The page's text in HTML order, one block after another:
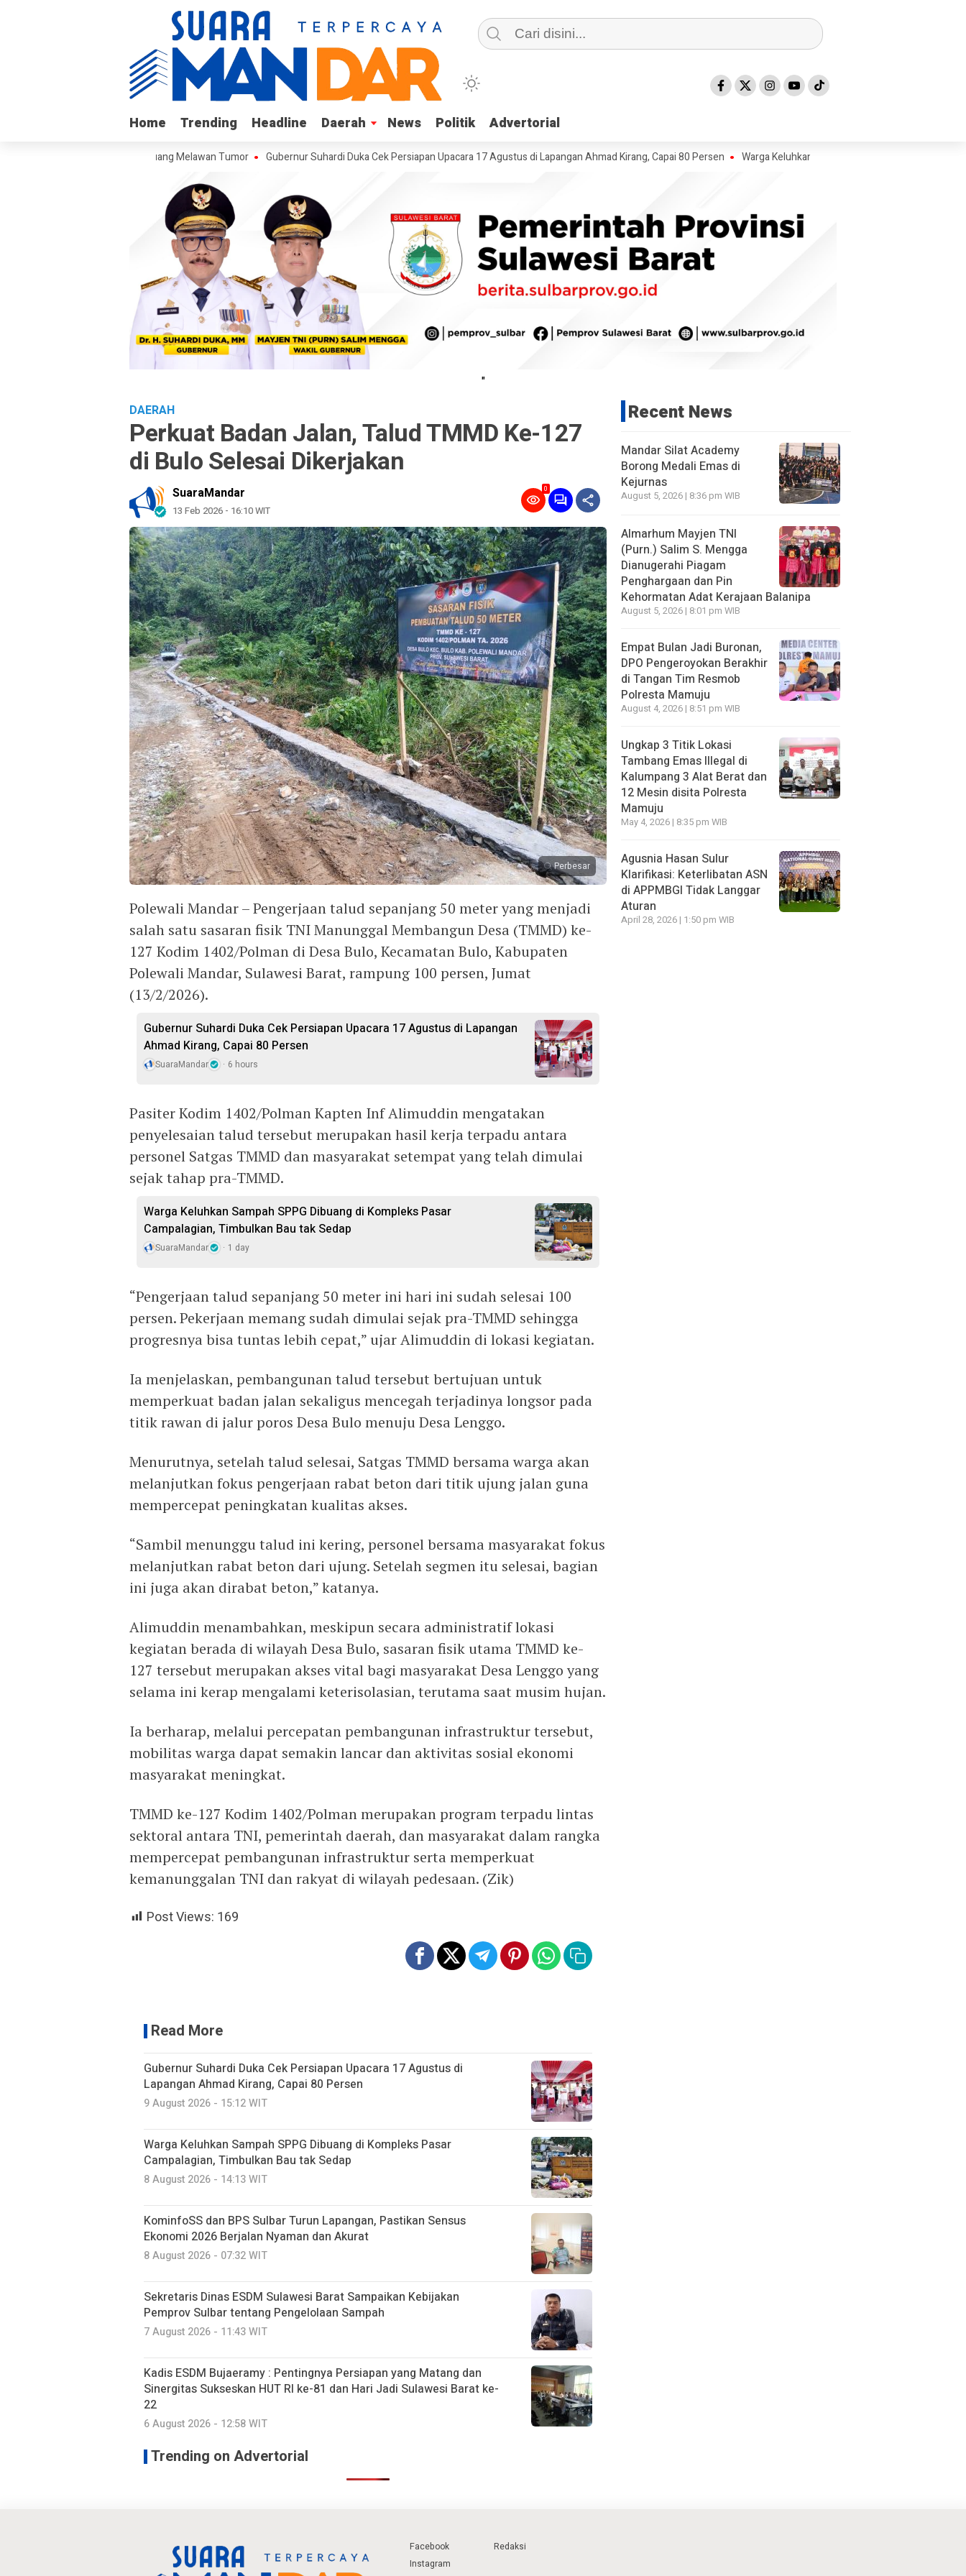
Home Trending Headline Daerah News Politik Advertorial
Home Trending Headline Daerah News Politik Advertorial
Kalukku yang Berjuang Melawan Tumor Gubernur Suhardi Duka Cek Persiapan Upacara 17 Agustus di Lapangan Ahmad Kirang, Capai 80 Persen Warga Keluhkan Sampah SPPG Dibuang di Kompleks
"
DAERAH
Perkuat Badan Jalan, Talud TMMD Ke-127
di Bulo Selesai Dikerjakan
SuaraMandar
13 Feb 2026 - 16:10 WIT
0
Perbesar
Polewali Mandar – Pengerjaan talud sepanjang 50 meter yang menjadi
salah satu sasaran fisik TNI Manunggal Membangun Desa (TMMD) ke-
127 Kodim 1402/Polman di Desa Bulo, Kecamatan Bulo, Kabupaten
Polewali Mandar, Sulawesi Barat, rampung 100 persen, Jumat
(13/2/2026).
Gubernur Suhardi Duka Cek Persiapan Upacara 17 Agustus di Lapangan
Ahmad Kirang, Capai 80 Persen
SuaraMandar 6 hours
Pasiter Kodim 1402/Polman Kapten Inf Alimuddin mengatakan
penyelesaian talud tersebut merupakan hasil kerja terpadu antara
personel Satgas TMMD dan masyarakat setempat yang telah dimulai
sejak tahap pra-TMMD.
Warga Keluhkan Sampah SPPG Dibuang di Kompleks Pasar
Campalagian, Timbulkan Bau tak Sedap
SuaraMandar 1 day
“Pengerjaan talud sepanjang 50 meter ini hari ini sudah selesai 100
persen. Pekerjaan memang sudah dimulai sejak pra-TMMD sehingga
progresnya bisa tuntas lebih cepat,” ujar Alimuddin di lokasi kegiatan.
Ia menjelaskan, pembangunan talud tersebut bertujuan untuk
memperkuat badan jalan sekaligus mencegah terjadinya longsor pada
titik rawan di jalur poros Desa Bulo menuju Desa Lenggo.
Menurutnya, setelah talud selesai, Satgas TMMD bersama warga akan
melanjutkan fokus pengerjaan rabat beton dari titik ujung jalan guna
mempercepat peningkatan kualitas akses.
“Sambil menunggu talud ini kering, personel bersama masyarakat fokus
melanjutkan rabat beton dari ujung. Setelah segmen itu selesai, bagian
ini juga akan dirabat beton,” katanya.
Alimuddin menambahkan, meskipun secara administratif lokasi
kegiatan berada di wilayah Desa Bulo, sasaran fisik utama TMMD ke-
127 tersebut merupakan akses vital bagi masyarakat Desa Lenggo yang
selama ini kerap mengalami keterisolasian, terutama saat musim hujan.
Ia berharap, melalui percepatan pembangunan infrastruktur tersebut,
mobilitas warga dapat semakin lancar dan aktivitas sosial ekonomi
masyarakat meningkat.
TMMD ke-127 Kodim 1402/Polman merupakan program terpadu lintas
sektoral antara TNI, pemerintah daerah, dan masyarakat dalam rangka
mempercepat pembangunan infrastruktur serta memperkuat
kemanunggalan TNI dan rakyat di wilayah pedesaan. (Zik)
Post Views: 169
Read More
Gubernur Suhardi Duka Cek Persiapan Upacara 17 Agustus di
Lapangan Ahmad Kirang, Capai 80 Persen
9 August 2026 - 15:12 WIT
Warga Keluhkan Sampah SPPG Dibuang di Kompleks Pasar
Campalagian, Timbulkan Bau tak Sedap
8 August 2026 - 14:13 WIT
KominfoSS dan BPS Sulbar Turun Lapangan, Pastikan Sensus
Ekonomi 2026 Berjalan Nyaman dan Akurat
8 August 2026 - 07:32 WIT
Sekretaris Dinas ESDM Sulawesi Barat Sampaikan Kebijakan
Pemprov Sulbar tentang Pengelolaan Sampah
7 August 2026 - 11:43 WIT
Kadis ESDM Bujaeramy : Pentingnya Persiapan yang Matang dan
Sinergitas Sukseskan HUT RI ke-81 dan Hari Jadi Sulawesi Barat ke-
22
6 August 2026 - 12:58 WIT
Trending on Advertorial
Recent News
Mandar Silat Academy
Borong Medali Emas di
Kejurnas
August 5, 2026 | 8:36 pm WIB
Almarhum Mayjen TNI
(Purn.) Salim S. Mengga
Dianugerahi Piagam
Penghargaan dan Pin
Kehormatan Adat Kerajaan Balanipa
August 5, 2026 | 8:01 pm WIB
Empat Bulan Jadi Buronan,
DPO Pengeroyokan Berakhir
di Tangan Tim Resmob
Polresta Mamuju
August 4, 2026 | 8:51 pm WIB
Ungkap 3 Titik Lokasi
Tambang Emas Illegal di
Kalumpang 3 Alat Berat dan
12 Mesin disita Polresta
Mamuju
May 4, 2026 | 8:35 pm WIB
Agusnia Hasan Sulur
Klarifikasi: Keterlibatan ASN
di APPMBGI Tidak Langgar
Aturan
April 28, 2026 | 1:50 pm WIB
Facebook
Instagram
Redaksi